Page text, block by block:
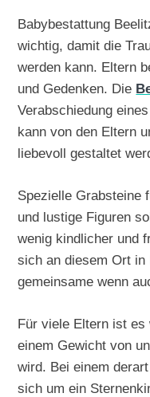
Babybestattung
wichtig, damit die
werden kann. Eltern
und Gedenken. Die
Verabschiedung
kann von den Eltern
liebevoll gestaltet
Spezielle Grabsteine
und lustige Figuren
wenig kindlicher und
sich an diesem Ort in
gemeinsame wenn
Für viele Eltern ist
einem Gewicht von
wird. Bei einem
sich um ein